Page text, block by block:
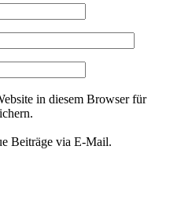
in diesem Browser für
Beiträge via E-Mail.